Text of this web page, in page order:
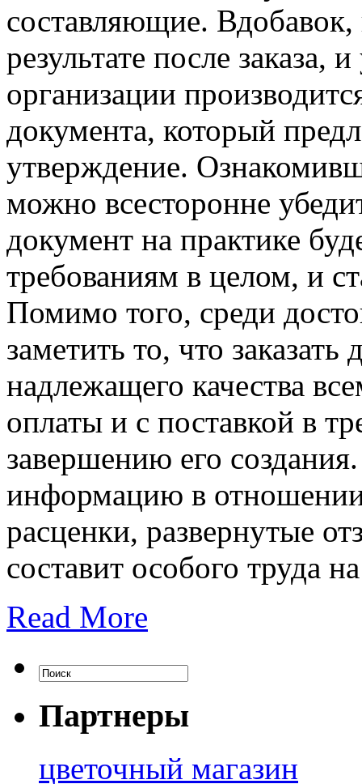
составляющие.
результате после заказа,
организации
документа, который
утверждение.
можно всесторонне
документ на практике
требованиям в целом, и
Помимо того, среди
заметить то, что
надлежащего качества
оплаты и с поставкой в
завершению его
информацию в
расценки, развернутые
составит особого труда
Read More
Партнеры
цветочный магазин